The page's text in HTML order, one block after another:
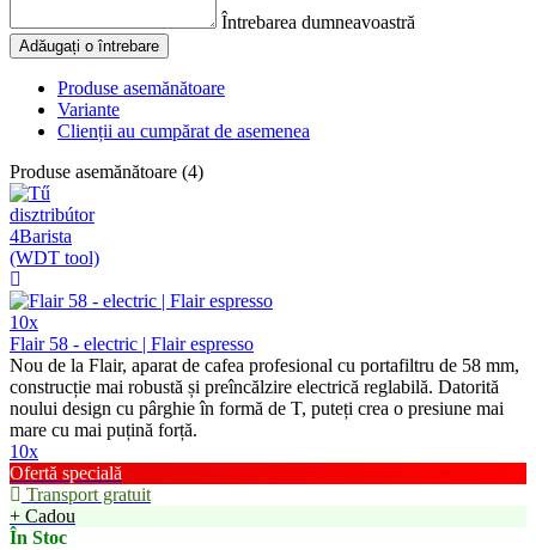
Întrebarea dumneavoastră
Adăugați o întrebare
Produse asemănătoare
Variante
Clienții au cumpărat de asemenea
Produse asemănătoare (4)
10x
Flair 58 - electric | Flair espresso
Nou de la Flair, aparat de cafea profesional cu portafiltru de 58 mm,
construcție mai robustă și preîncălzire electrică reglabilă. Datorită
noului design cu pârghie în formă de T, puteți crea o presiune mai
mare cu mai puțină forță.
10x
Ofertă specială
Transport gratuit
+ Cadou
În Stoc